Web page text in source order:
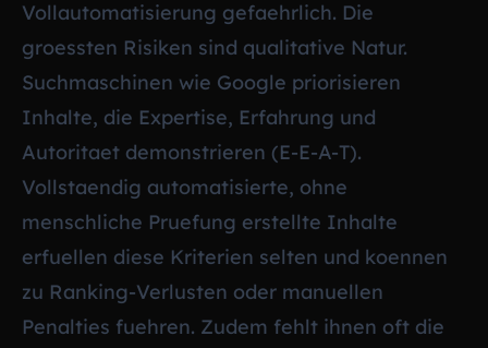
Vollautomatisierung gefaehrlich. Die
groessten Risiken sind qualitative Natur.
Suchmaschinen wie Google priorisieren
Inhalte, die Expertise, Erfahrung und
Autoritaet demonstrieren (E-E-A-T).
Vollstaendig automatisierte, ohne
menschliche Pruefung erstellte Inhalte
erfuellen diese Kriterien selten und koennen
zu Ranking-Verlusten oder manuellen
Penalties fuehren. Zudem fehlt ihnen oft die